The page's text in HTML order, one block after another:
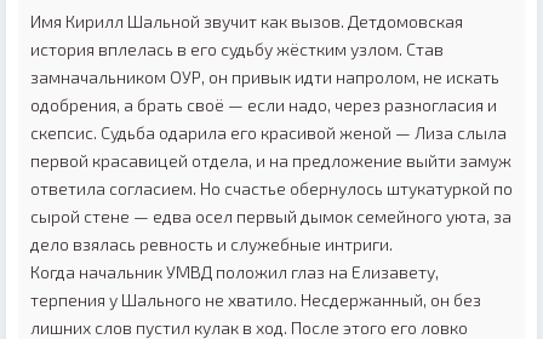
Имя Кирилл Шальной звучит как вызов. Детдомовская
история вплелась в его судьбу жёстким узлом. Став
замначальником ОУР, он привык идти напролом, не искать
одобрения, а брать своё — если надо, через разногласия и
скепсис. Судьба одарила его красивой женой — Лиза слыла
первой красавицей отдела, и на предложение выйти замуж
ответила согласием. Но счастье обернулось штукатуркой по
сырой стене — едва осел первый дымок семейного уюта, за
дело взялась ревность и служебные интриги.
Когда начальник УМВД положил глаз на Елизавету,
терпения у Шального не хватило. Несдержанный, он без
лишних слов пустил кулак в ход. После этого его ловко